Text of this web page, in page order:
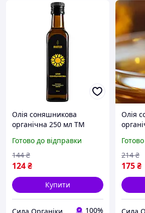
Олія соняшникова
органічна 250 мл TM
Готово до відправки
124₴
144 ₴
Купити
Сила Органіки 100%
Олія
175₴
214 ₴
Сила